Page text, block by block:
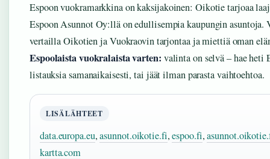
Espoon vuokramarkkina on kaksijakoinen: Oikotie tarjoaa
Espoon Asunnot Oy:llä on edullisempia kaupungin asuntoja.
vertailla Oikotien ja Vuokraovin tarjontaa ja miettiä oman
Espoolaista vuokralaista varten: valinta on selvä – hae heti
listauksia samanaikaisesti, tai jäät ilman parasta vaihtoehtoa.
LISÄLÄHTEET
data.europa.eu,asunnot.oikotie.fi,espoo.fi,
kartta.com